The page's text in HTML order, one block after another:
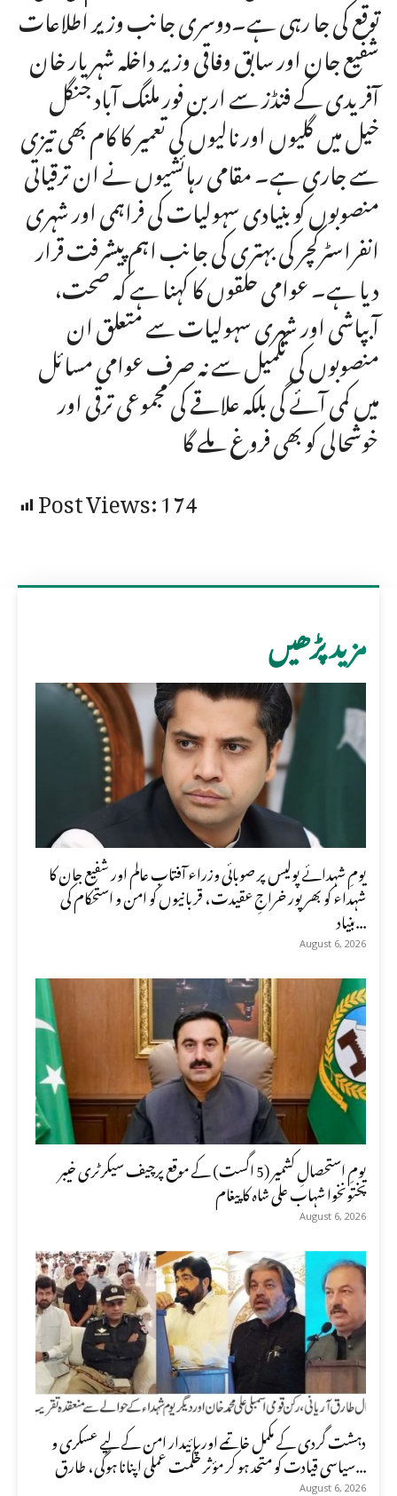
توقع کی جا رہی ہے۔دوسری جانب وزیر اطلاعات
شفیع جان اور سابق وفاقی وزیر داخلہ شہریار خان
آفریدی کے فنڈز سے اربن فور ملنگ آباد جنگل
خیل میں گلیوں اور نالیوں کی تعمیر کا کام بھی تیزی
سے جاری ہے۔ مقامی رہائشیوں نے ان ترقیاتی
منصوبوں کو بنیادی سہولیات کی فراہمی اور شہری
انفراسٹرکچر کی بہتری کی جانب اہم پیشرفت قرار
دیا ہے۔ عوامی حلقوں کا کہنا ہے کہ صحت،
آبپاشی اور شہری سہولیات سے متعلق ان
منصوبوں کی تکمیل سے نہ صرف عوامی مسائل
میں کمی آئے گی بلکہ علاقے کی مجموعی ترقی اور
خوشحالی کو بھی فروغ ملے گا
Post Views:174
مزید پڑھیں
یومِ شہدائے پولیس پر صوبائی وزراء آفتاب عالم اور شفیع جان کا
شہداء کو بھرپور خراجِ عقیدت، قربانیوں کو امن و استحکام کی
بنیاد...
August 6, 2026
یومِ استحصالِ کشمیر (5 اگست) کے موقع پرچیف سیکرٹری خیبر
پختونخوا شہاب علی شاہ کا پیغام
August 6, 2026
دہشت گردی کے مکمل خاتمے اور پائیدار امن کے لیے عسکری و
سیاسی قیادت کو متحد ہو کر مؤثر حکمت عملی اپنانا ہوگی، طارق...
August 6, 2026